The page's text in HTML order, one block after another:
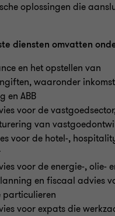
oplossingen die
diensten omvatten
en het opstellen van
waaronder
en ABB
voor de
van
voor de hotel-,
voor de energie-, olie-
en fiscaal advies
particulieren
voor expats die